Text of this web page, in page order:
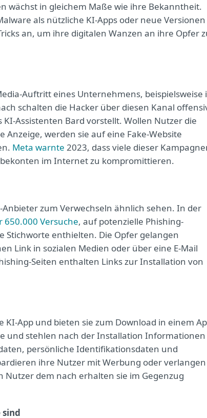
wächst in gleichem Maße wie ihre Bekanntheit.
als nützliche KI-Apps oder neue Versionen
an, um ihre digitalen Wanzen an ihre Opfer
Auftritt eines Unternehmens, beispielsweise
schalten die Hacker über diesen Kanal
Assistenten Bard vorstellt. Wollen Nutzer die
werden sie auf eine Fake-Website
Meta warnte 2023, dass viele dieser
im Internet zu kompromittieren.
zum Verwechseln ähnlich sehen. In der
650.000 Versuche, auf potenzielle Phishing-
Stichworte enthielten. Die Opfer gelangen
Link in sozialen Medien oder über eine E-Mail
Seiten enthalten Links zur Installation von
App und bieten sie zum Download in einem
und stehlen nach der Installation Informationen
persönliche Identifikationsdaten und
ihre Nutzer mit Werbung oder verlangen
dem nach erhalten sie im Gegenzug